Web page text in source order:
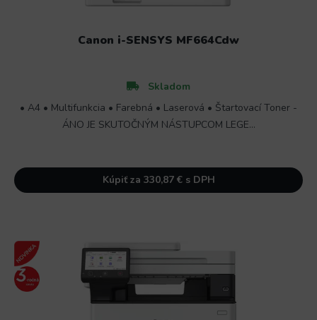
Canon i-SENSYS MF664Cdw
Skladom
• A4 • Multifunkcia • Farebná • Laserová • Štartovací Toner -
ÁNO JE SKUTOČNÝM NÁSTUPCOM LEGE...
Kúpiť za 330,87 € s DPH